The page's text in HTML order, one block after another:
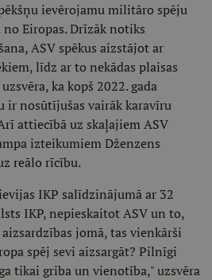
ievērojamu militāro spēju
Eiropas. Drīzāk notiks
ASV spēkus aizstājot ar
līdz ar to nekādas plaisas
ka kopš 2022. gada
ir nosūtījušas vairāk karavīru
attiecībā uz skaļajiem ASV
izteikumiem Dženzens
reālo rīcību.
IKP salīdzinājumā ar 32
IKP, nepieskaitot ASV un to,
jomā, tas vienkārši
spēj sevi aizsargāt? Pilnīgi
tikai griba un vienotība," uzsvēra